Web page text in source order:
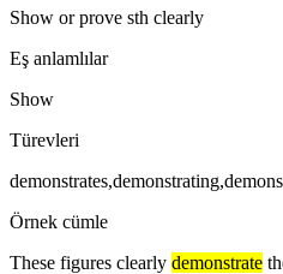
Show or prove sth clearly
Eş anlamlılar
Show
Türevleri
Örnek cümle
These figures clearly demonstrate